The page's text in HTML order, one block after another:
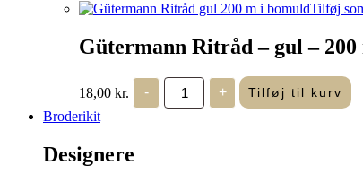
Tilføj
Gütermann Ritråd – gul – 200
18,00 kr. -
Gütermann
Ritråd
-
+ Tilføj til kurv
Broderikit
Designere